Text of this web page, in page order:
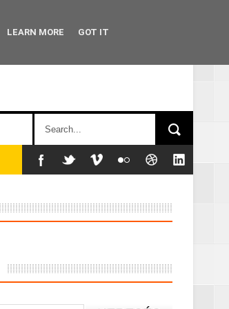
LEARN MORE GOT IT